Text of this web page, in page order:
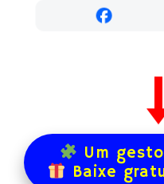
Um
Baixe